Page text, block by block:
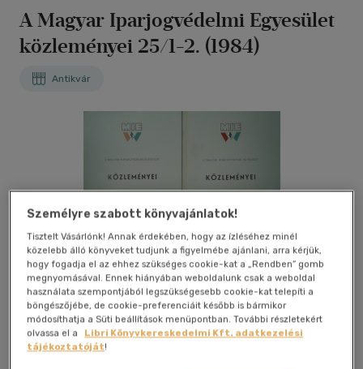
A Magyar Iparjogvédelmi Egyesület
közleményei 25/1-2. (1984)
Antikvár
Kívánságlistához adom
Személyre szabott könyvajánlatok!
Tisztelt Vásárlónk! Annak érdekében, hogy az ízléséhez minél
közelebb álló könyveket tudjunk a figyelmébe ajánlani, arra kérjük,
hogy fogadja el az ehhez szükséges cookie-kat a „Rendben” gomb
megnyomásával. Ennek hiányában weboldalunk csak a weboldal
használata szempontjából legszükségesebb cookie-kat telepíti a
böngészőjébe, de cookie-preferenciáit később is bármikor
módosíthatja a Süti beállítások menüpontban. További részletekért
olvassa el a
Libri Könyvkereskedelmi Kft. adatkezelési
tájékoztatóját!